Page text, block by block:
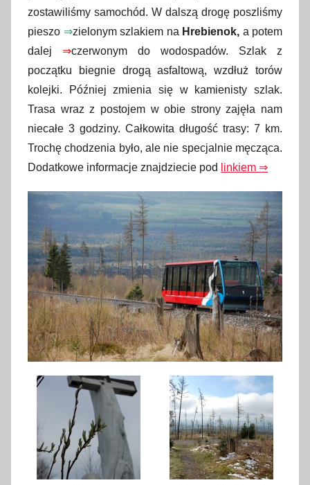
zostawiliśmy samochód. W dalszą drogę poszliśmy
pieszo ⇒zielonym szlakiem na Hrebienok, a potem
dalej ⇒czerwonym do wodospadów. Szlak z
początku biegnie drogą asfaltową, wzdłuż torów
kolejki. Później zmienia się w kamienisty szlak.
Trasa wraz z postojem w obie strony zajęła nam
niecałe 3 godziny. Całkowita długość trasy: 7 km.
Trochę chodzenia było, ale nie specjalnie męcząca.
Dodatkowe informacje znajdziecie pod
linkiem ⇒